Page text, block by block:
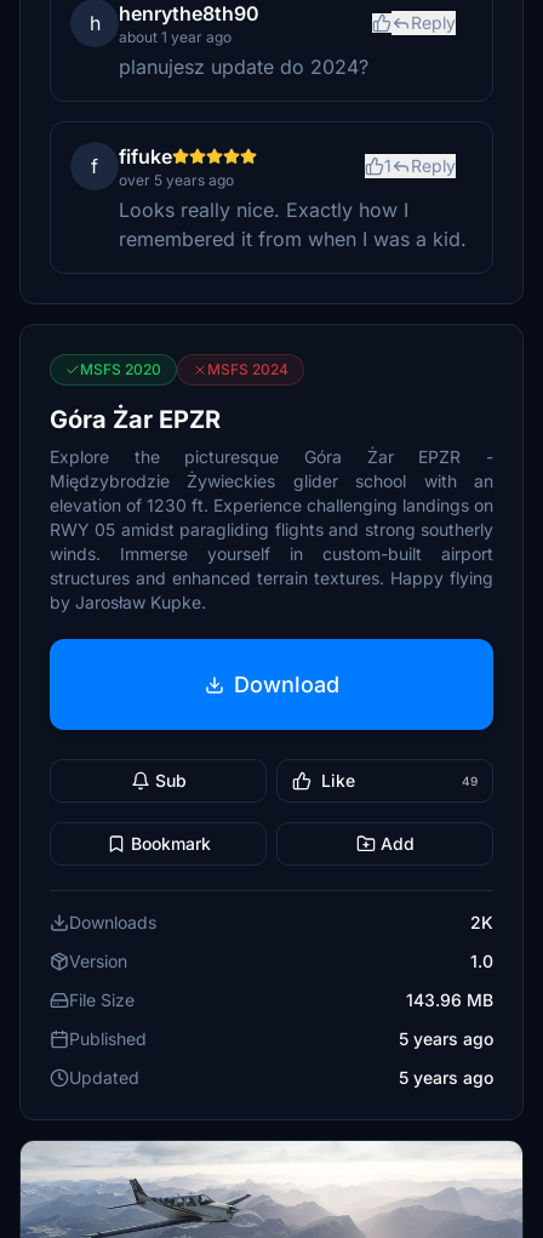
h henrythe8th90
about 1 year ago
Reply
planujesz update do 2024?
f fifuke
over 5 years ago
1 Reply
Looks really nice. Exactly how I
remembered it from when I was a kid.
MSFS 2020 MSFS 2024
Góra Żar EPZR
Explore the picturesque Góra Żar EPZR -
Międzybrodzie Żywieckies glider school with an
elevation of 1230 ft. Experience challenging landings on
RWY 05 amidst paragliding flights and strong southerly
winds. Immerse yourself in custom-built airport
structures and enhanced terrain textures. Happy flying
by Jarosław Kupke.
Download
Sub Like 49
Bookmark Add
Downloads
2K
Version
1.0
File Size
143.96 MB
Published
5 years ago
Updated
5 years ago